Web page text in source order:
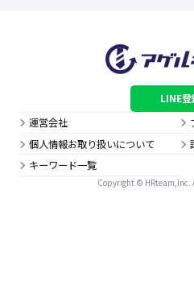
LINE登
運営会社
個人情報お取り扱いについて
キーワード一覧
Copyright © HRteam,Inc.